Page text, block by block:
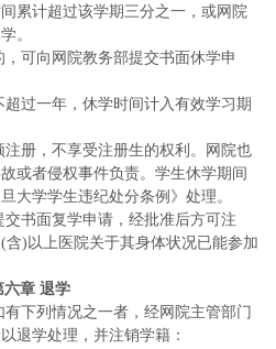
累计超过该学期三分之一，或网院
。
可向网院教务部提交书面休学申
过一年，休学时间计入有效学习期
册，不享受注册生的权利。网院也
或者侵权事件负责。学生休学期间
大学学生违纪处分条例》处理。
书面复学申请，经批准后方可注
(含)以上医院关于其身体状况已能参加
六章 退学
下列情况之一者，经网院主管部门
退学处理，并注销学籍：